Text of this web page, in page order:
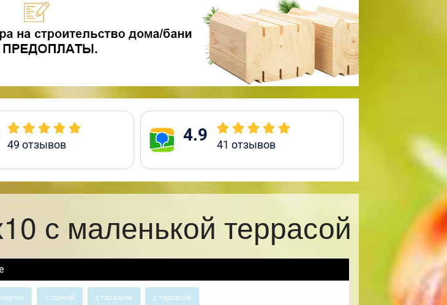
49 отзывов 4.9 41 отзывов
с маленькой террасой
с сауной с гаражом с террасой